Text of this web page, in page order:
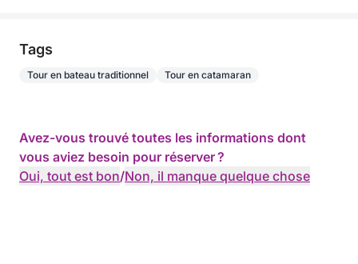
Tags
Tour en bateau traditionnel Tour en catamaran
Avez-vous trouvé toutes les informations dont
vous aviez besoin pour réserver ?
Oui, tout est bon/Non, il manque quelque chose